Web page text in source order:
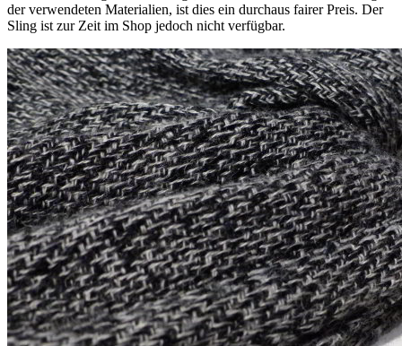
der verwendeten Materialien, ist dies ein durchaus fairer Preis. Der
Sling ist zur Zeit im Shop jedoch nicht verfügbar.